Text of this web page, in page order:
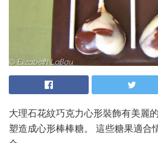
大理石花紋巧克力心形裝飾有美麗
塑造成心形棒棒糖。 這些糖果適合